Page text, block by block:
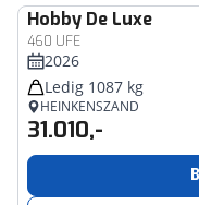
Hobby De Luxe
460 UFE
2026
Ledig 1087 kg
HEINKENSZAND
31.010,-